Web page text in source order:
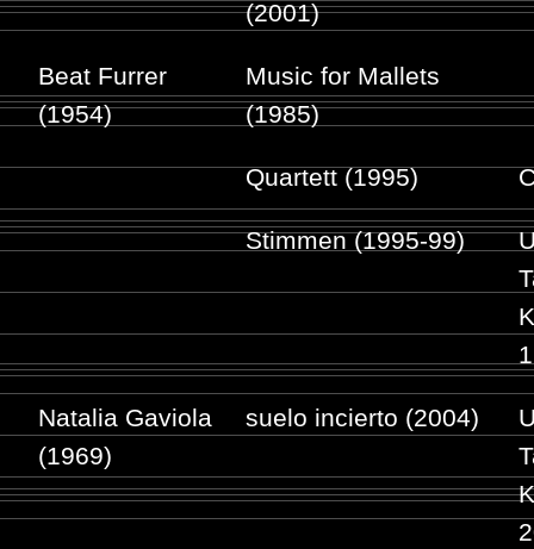
(2001)
Beat Furrer
(1954)
Music for Mallets
(1985)
Quartett (1995)
Stimmen (1995-99)
Natalia Gaviola
(1969)
suelo incierto (2004)